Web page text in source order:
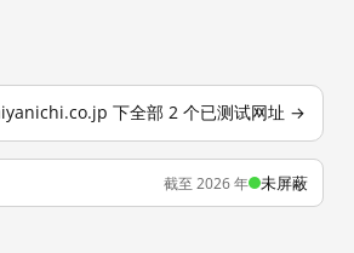
下全部 2 个已测试网址 →
截至 2026 年 未屏蔽